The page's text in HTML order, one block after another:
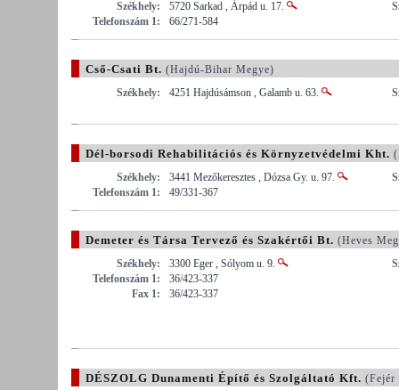
Székhely:
5720 Sarkad , Árpád u. 17.
Telefonszám 1:
66/271-584
Cső-Csati Bt. (Hajdú-Bihar Megye)
Székhely:
4251 Hajdúsámson , Galamb u. 63.
Dél-borsodi Rehabilitációs és Környzetvédelmi Kht.
Székhely:
3441 Mezőkeresztes , Dózsa Gy. u. 97.
Telefonszám 1:
49/331-367
Demeter és Társa Tervező és Szakértői Bt. (Heves
Székhely:
3300 Eger , Sólyom u. 9.
Telefonszám 1:
36/423-337
Fax 1:
36/423-337
DÉSZOLG Dunamenti Építő és Szolgáltató Kft. (Fejér